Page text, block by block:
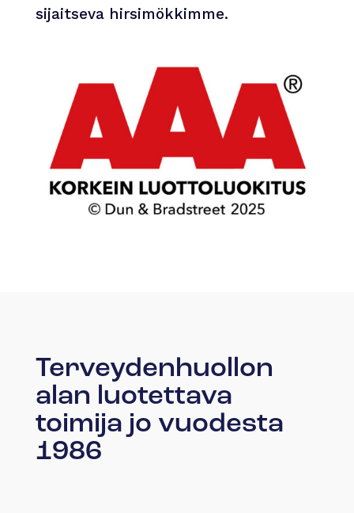
sijaitseva hirsimökkimme.
Terveydenhuollon
alan luotettava
toimija jo vuodesta
1986